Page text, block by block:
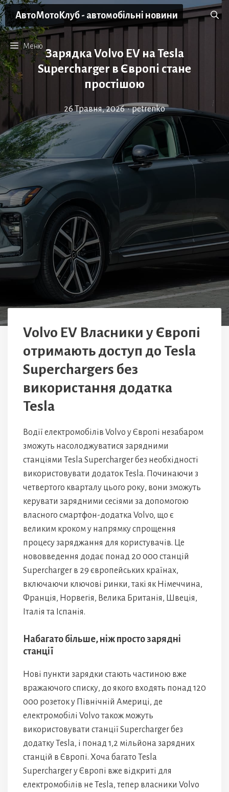
Перейти
до
вмісту
АвтоМотоКлуб - автомобільні новини
Меню
Зарядка Volvo EV на Tesla
Supercharger в Європі стане
простішою
26 Травня, 2026 • petrenko
Volvo EV Власники у Європі
отримають доступ до Tesla
Superchargers без
використання додатка
Tesla
Водії електромобілів Volvo у Європі незабаром
зможуть насолоджуватися зарядними
станціями Tesla Supercharger без необхідності
використовувати додаток Tesla. Починаючи з
четвертого кварталу цього року, вони зможуть
керувати зарядними сесіями за допомогою
власного смартфон-додатка Volvo, що є
великим кроком у напрямку спрощення
процесу заряджання для користувачів. Це
нововведення додає понад 20 000 станцій
Supercharger в 29 європейських країнах,
включаючи ключові ринки, такі як Німеччина,
Франція, Норвегія, Велика Британія, Швеція,
Італія та Іспанія.
Набагато більше, ніж просто зарядні
станції
Нові пункти зарядки стають частиною вже
вражаючого списку, до якого входять понад 120
000 розеток у Північній Америці, де
електромобілі Volvo також можуть
використовувати станції Supercharger без
додатку Tesla, і понад 1,2 мільйона зарядних
станцій в Європі. Хоча багато Tesla
Supercharger у Європі вже відкриті для
електромобілів не Tesla, тепер власники Volvo